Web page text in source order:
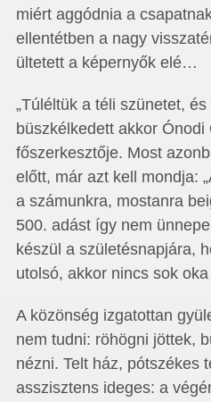
miért aggódnia a
ellentétben a nagy
ültetett a képernyők elé…
„Túléltük a téli szünetet,
büszkélkedett akkor Ónodi
főszerkesztője. Most
előtt, már azt kell mondja:
a számunkra, mostanra
500. adást így nem
készül a születésnapjára,
utolsó, akkor nincs sok
A közönség izgatottan
nem tudni: röhögni jöttek,
nézni. Telt ház, pótszékes
asszisztens ideges: a